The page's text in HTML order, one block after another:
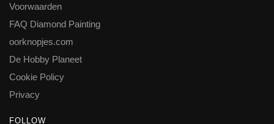
Voorwaarden
FAQ Diamond Painting
oorknopjes.com
De Hobby Planeet
Cookie Policy
Privacy
FOLLOW